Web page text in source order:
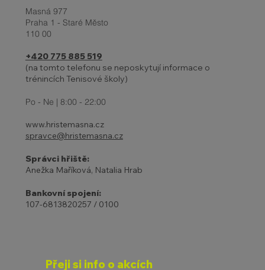
Masná 977
Praha 1 - Staré Město
110 00
+420 775 885 519
(na tomto telefonu se neposkytují informace o
trénincích Tenisové školy)
Po - Ne | 8:00 - 22:00
www.hristemasna.cz
spravce@hristemasna.cz
Správci hřiště:
Anežka Maříková, Natalia Hrab
Bankovní spojení:
107-6813820257 / 0100
Přeji si info o akcích